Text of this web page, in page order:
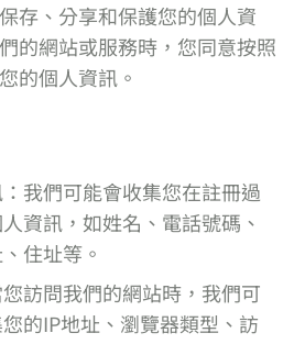
存、分享和保護您的個人資
的網站或服務時，您同意按照
的個人資訊。
我們可能會收集您在註冊過
資訊，如姓名、電話號碼、
住址等。
訪問我們的網站時，我們可
的IP地址、瀏覽器類型、訪